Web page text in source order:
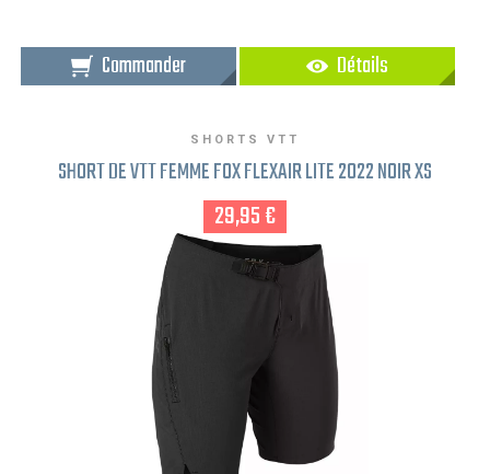
Commander Détails
SHORTS VTT
SHORT DE VTT FEMME FOX FLEXAIR LITE 2022 NOIR XS
29,95 €